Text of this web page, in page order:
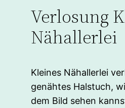
Verlosung
Nähallerlei
Kleines Nähallerlei
genähtes Halstuch,
dem Bild sehen